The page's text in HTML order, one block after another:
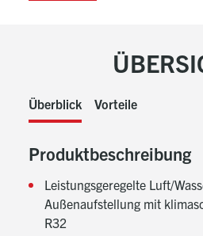
Überblick Vorteile
Produktbeschreibung
Leistungsgeregelte Luft/
Außenaufstellung mit
R32